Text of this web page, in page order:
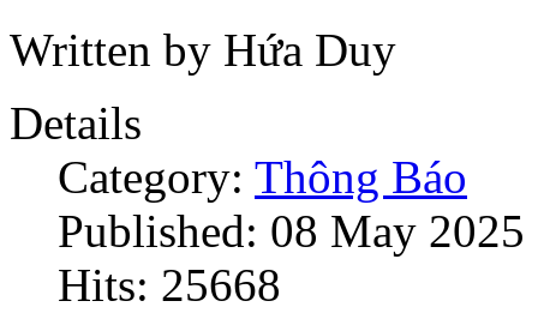
Written by Hứa Duy
Details
Category: Thông Báo
Published: 08 May 2025
Hits: 25668